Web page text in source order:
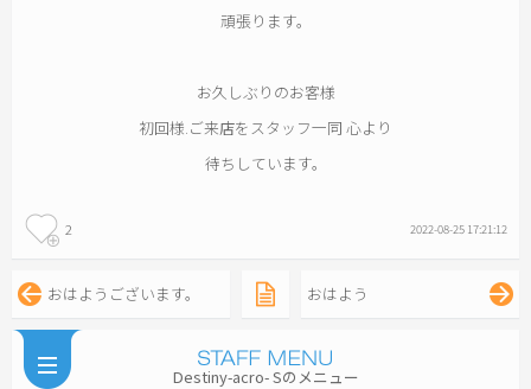
頑張ります。
お久しぶりのお客様
初回様.ご来店をスタッフ一同 心より
待ちしています。
2 2022-08-25 17:21:12
おはようございます。 おはよう
Destiny-acro- Sのメニュー